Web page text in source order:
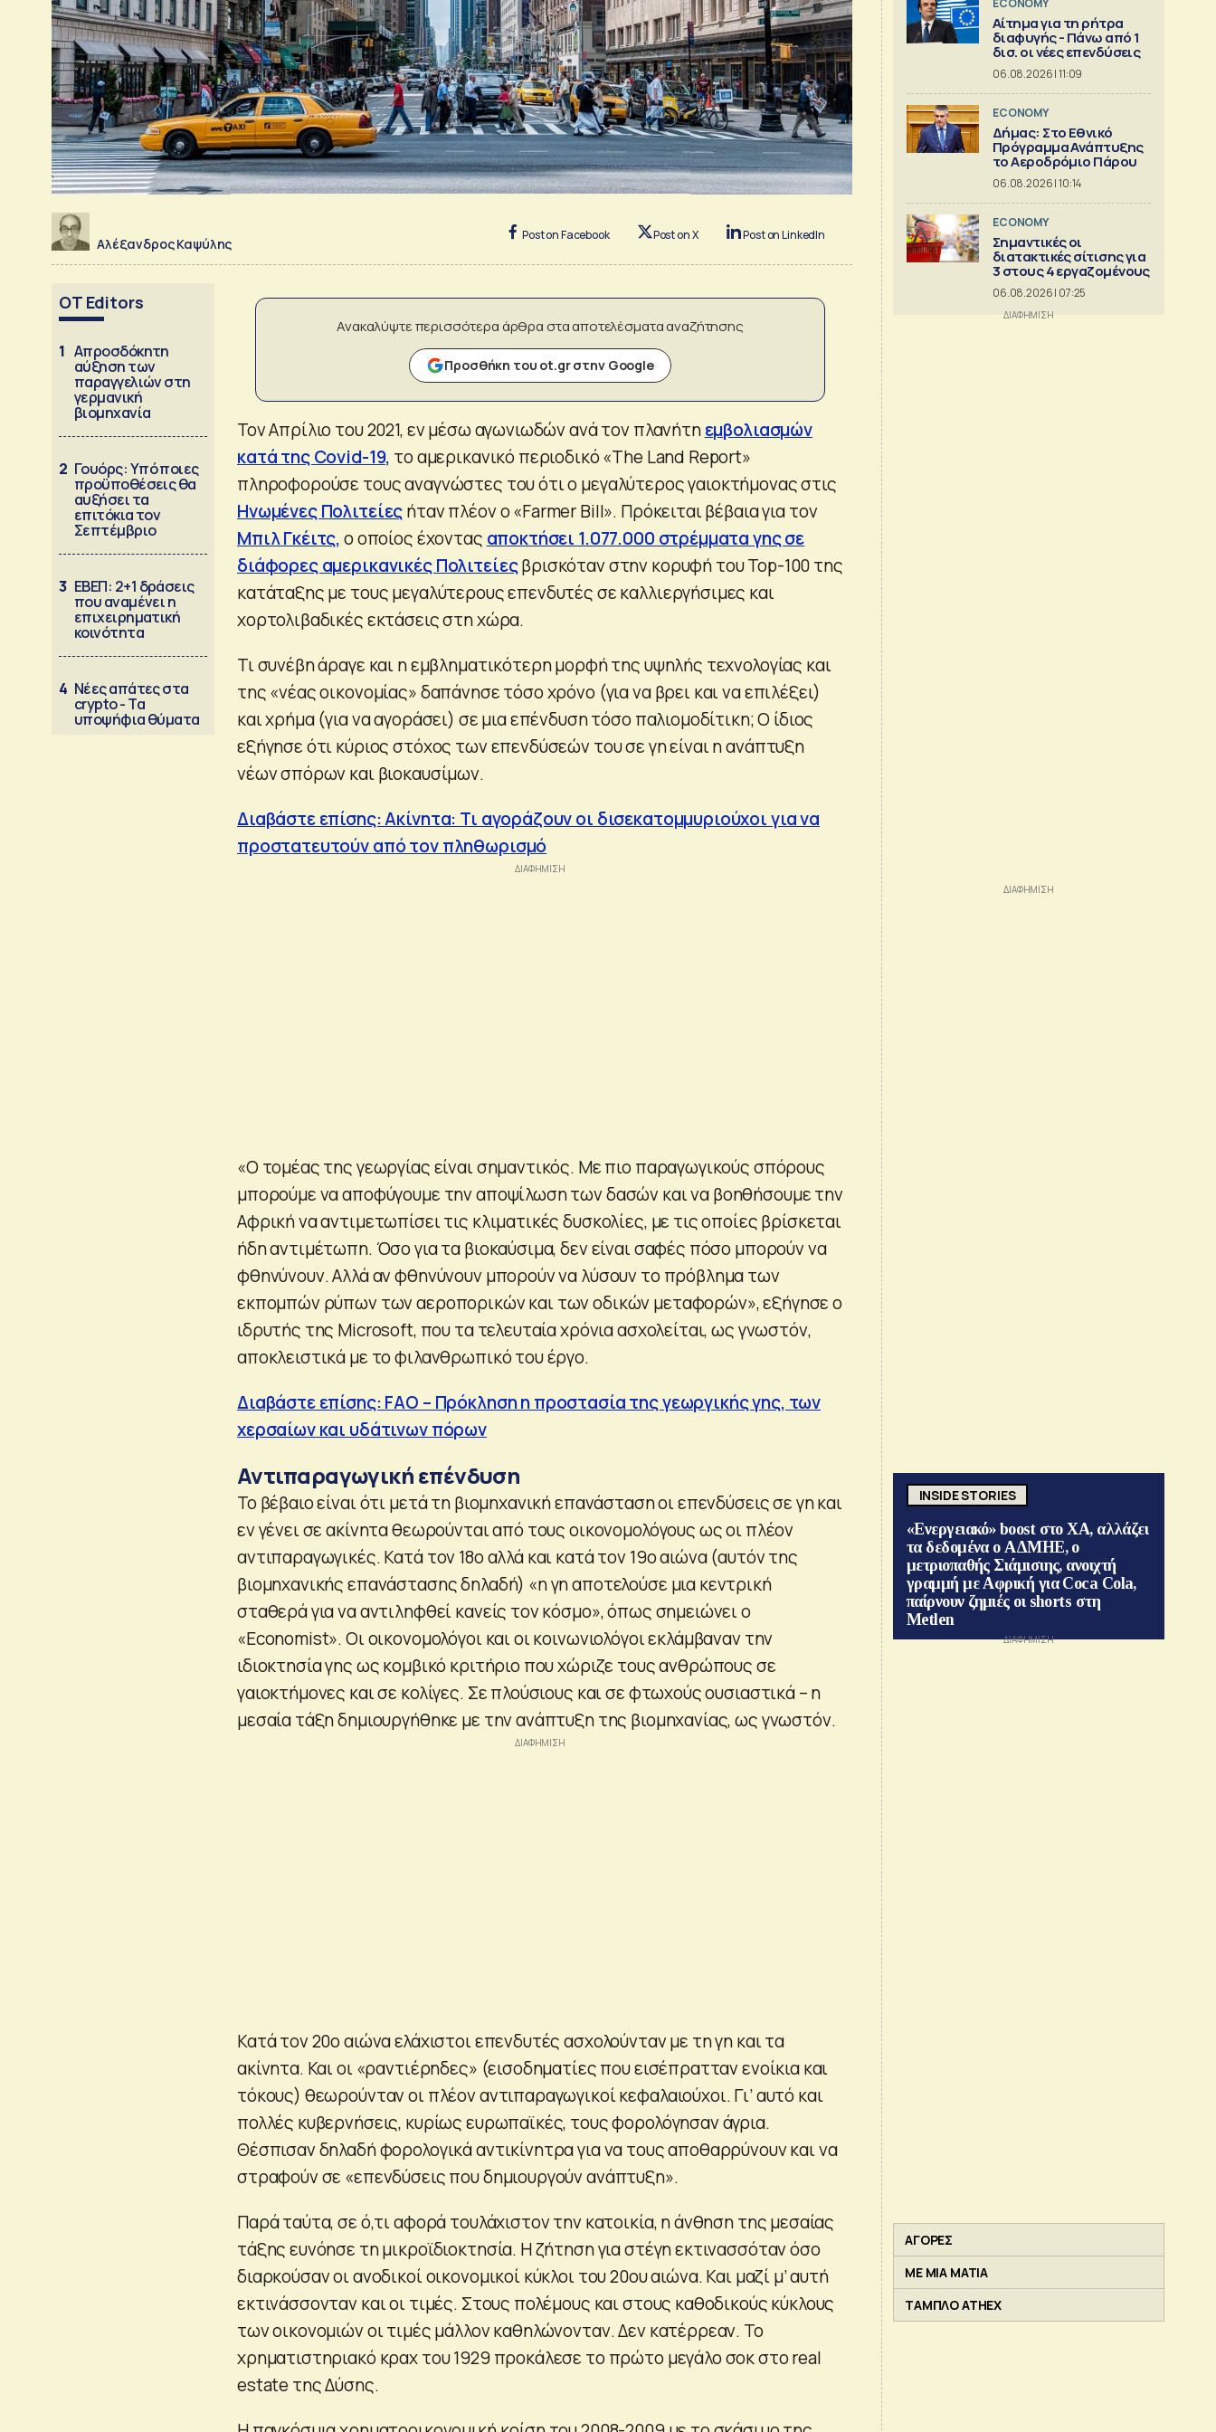
Αλέξανδρος Καψύλης
Post on Facebook Post on X Post on LinkedIn
OT Editors
1 Απροσδόκητη
αύξηση των
παραγγελιών στη
γερμανική
βιομηχανία
2 Γουόρς: Υπό ποιες
προϋποθέσεις θα
αυξήσει τα
επιτόκια τον
Σεπτέμβριο
3 ΕΒΕΠ: 2+1 δράσεις
που αναμένει η
επιχειρηματική
κοινότητα
4 Νέες απάτες στα
crypto - Τα
υποψήφια θύματα
Ανακαλύψτε περισσότερα άρθρα στα αποτελέσματα αναζήτησης
Προσθήκη του ot.gr στην Google
Τον Απρίλιο του 2021, εν μέσω αγωνιωδών ανά τον πλανήτηεμβολιασμών
κατά της Covid-19, το αμερικανικό περιοδικό «The Land Report»
πληροφορούσε τους αναγνώστες του ότι ο μεγαλύτερος γαιοκτήμονας στις
Ηνωμένες Πολιτείεςήταν πλέον ο «Farmer Bill». Πρόκειται βέβαια για τον
Μπιλ Γκέιτς,ο οποίος έχοντας αποκτήσει 1.077.000 στρέμματα γης σε
διάφορες αμερικανικές Πολιτείεςβρισκόταν στην κορυφή του Top-100 της
κατάταξης με τους μεγαλύτερους επενδυτές σε καλλιεργήσιμες και
χορτολιβαδικές εκτάσεις στη χώρα.
Τι συνέβη άραγε και η εμβληματικότερη μορφή της υψηλής τεχνολογίας και
της «νέας οικονομίας» δαπάνησε τόσο χρόνο (για να βρει και να επιλέξει)
και χρήμα (για να αγοράσει) σε μια επένδυση τόσο παλιομοδίτικη; Ο ίδιος
εξήγησε ότι κύριος στόχος των επενδύσεών του σε γη είναι η ανάπτυξη
νέων σπόρων και βιοκαυσίμων.
Διαβάστε επίσης: Ακίνητα: Τι αγοράζουν οι δισεκατομμυριούχοι για να
προστατευτούν από τον πληθωρισμό
«Ο τομέας της γεωργίας είναι σημαντικός. Με πιο παραγωγικούς σπόρους
μπορούμε να αποφύγουμε την αποψίλωση των δασών και να βοηθήσουμε την
Αφρική να αντιμετωπίσει τις κλιματικές δυσκολίες, με τις οποίες βρίσκεται
ήδη αντιμέτωπη. Όσο για τα βιοκαύσιμα, δεν είναι σαφές πόσο μπορούν να
φθηνύνουν. Αλλά αν φθηνύνουν μπορούν να λύσουν το πρόβλημα των
εκπομπών ρύπων των αεροπορικών και των οδικών μεταφορών», εξήγησε ο
ιδρυτής της Microsoft, που τα τελευταία χρόνια ασχολείται, ως γνωστόν,
αποκλειστικά με το φιλανθρωπικό του έργο.
Διαβάστε επίσης: FAO – Πρόκληση η προστασία της γεωργικής γης, των
χερσαίων και υδάτινων πόρων
Αντιπαραγωγική επένδυση
Το βέβαιο είναι ότι μετά τη βιομηχανική επανάσταση οι επενδύσεις σε γη και
εν γένει σε ακίνητα θεωρούνται από τους οικονομολόγους ως οι πλέον
αντιπαραγωγικές. Κατά τον 18ο αλλά και κατά τον 19ο αιώνα (αυτόν της
βιομηχανικής επανάστασης δηλαδή) «η γη αποτελούσε μια κεντρική
σταθερά για να αντιληφθεί κανείς τον κόσμο», όπως σημειώνει ο
«Economist». Οι οικονομολόγοι και οι κοινωνιολόγοι εκλάμβαναν την
ιδιοκτησία γης ως κομβικό κριτήριο που χώριζε τους ανθρώπους σε
γαιοκτήμονες και σε κολίγες. Σε πλούσιους και σε φτωχούς ουσιαστικά – η
μεσαία τάξη δημιουργήθηκε με την ανάπτυξη της βιομηχανίας, ως γνωστόν.
Κατά τον 20ο αιώνα ελάχιστοι επενδυτές ασχολούνταν με τη γη και τα
ακίνητα. Και οι «ραντιέρηδες» (εισοδηματίες που εισέπρατταν ενοίκια και
τόκους) θεωρούνταν οι πλέον αντιπαραγωγικοί κεφαλαιούχοι. Γι’ αυτό και
πολλές κυβερνήσεις, κυρίως ευρωπαϊκές, τους φορολόγησαν άγρια.
Θέσπισαν δηλαδή φορολογικά αντικίνητρα για να τους αποθαρρύνουν και να
στραφούν σε «επενδύσεις που δημιουργούν ανάπτυξη».
Παρά ταύτα, σε ό,τι αφορά τουλάχιστον την κατοικία, η άνθηση της μεσαίας
τάξης ευνόησε τη μικροϊδιοκτησία. Η ζήτηση για στέγη εκτινασσόταν όσο
διαρκούσαν οι ανοδικοί οικονομικοί κύκλοι του 20ου αιώνα. Και μαζί μ’ αυτή
εκτινάσσονταν και οι τιμές. Στους πολέμους και στους καθοδικούς κύκλους
των οικονομιών οι τιμές μάλλον καθηλώνονταν. Δεν κατέρρεαν. Το
χρηματιστηριακό κραχ του 1929 προκάλεσε το πρώτο μεγάλο σοκ στο real
estate της Δύσης.
ECONOMY
Αίτημα για τη ρήτρα
διαφυγής - Πάνω από 1
δισ. οι νέες επενδύσεις
06.08.2026 | 11:09
ECONOMY
Δήμας: Στο Εθνικό
Πρόγραμμα Ανάπτυξης
το Αεροδρόμιο Πάρου
06.08.2026 | 10:14
ECONOMY
Σημαντικές οι
διατακτικές σίτισης για
3 στους 4 εργαζομένους
06.08.2026 | 07:25
INSIDE STORIES
«Ενεργειακό» boost στο ΧΑ, αλλάζει
τα δεδομένα ο ΑΔΜΗΕ, ο
μετριοπαθής Σιάμισιης, ανοιχτή
γραμμή με Αφρική για Coca Cola,
παίρνουν ζημιές οι shorts στη
Metlen
ΑΓΟΡΕΣ
ΜΕ ΜΙΑ ΜΑΤΙΑ
ΤΑΜΠΛΟ ATHEX